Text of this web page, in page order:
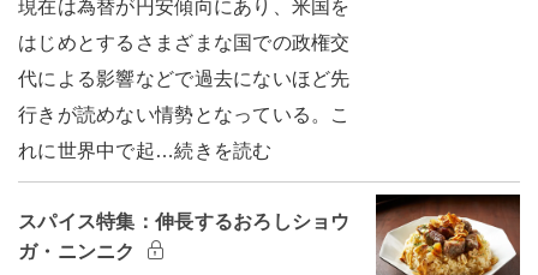
現在は為替が円安傾向にあり、米国を
はじめとするさまざまな国での政権交
代による影響などで過去にないほど先
行きが読めない情勢となっている。こ
れに世界中で起…続きを読む
スパイス特集：伸長するおろしショウ
ガ・ニンニク